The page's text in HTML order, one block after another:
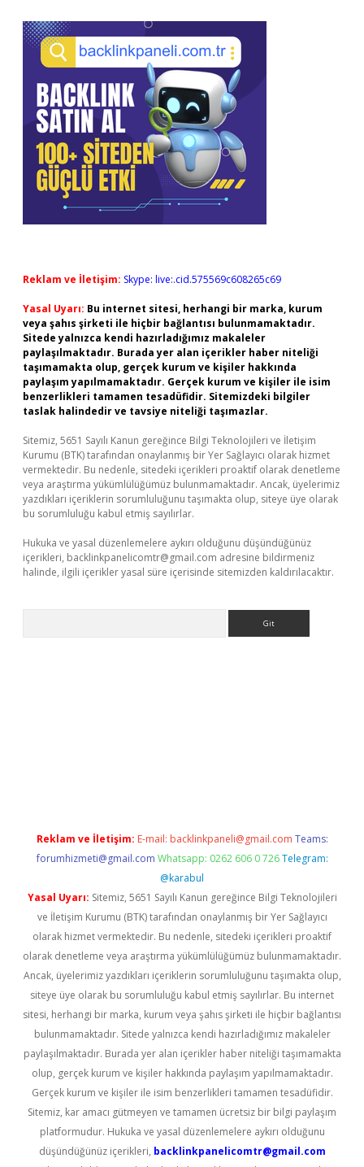
Reklam ve İletişim: Skype: live:.cid.575569c608265c69
Yasal Uyarı: Bu internet sitesi, herhangi bir marka, kurum
veya şahıs şirketi ile hiçbir bağlantısı bulunmamaktadır.
Sitede yalnızca kendi hazırladığımız makaleler
paylaşılmaktadır. Burada yer alan içerikler haber niteliği
taşımamakta olup, gerçek kurum ve kişiler hakkında
paylaşım yapılmamaktadır. Gerçek kurum ve kişiler ile isim
benzerlikleri tamamen tesadüfidir. Sitemizdeki bilgiler
taslak halindedir ve tavsiye niteliği taşımazlar.
Sitemiz, 5651 Sayılı Kanun gereğince Bilgi Teknolojileri ve İletişim
Kurumu (BTK) tarafından onaylanmış bir Yer Sağlayıcı olarak hizmet
vermektedir. Bu nedenle, sitedeki içerikleri proaktif olarak denetleme
veya araştırma yükümlülüğümüz bulunmamaktadır. Ancak, üyelerimiz
yazdıkları içeriklerin sorumluluğunu taşımakta olup, siteye üye olarak
bu sorumluluğu kabul etmiş sayılırlar.
Hukuka ve yasal düzenlemelere aykırı olduğunu düşündüğünüz
içerikleri, backlinkpanelicomtr@gmail.com adresine bildirmeniz
halinde, ilgili içerikler yasal süre içerisinde sitemizden kaldırılacaktır.
Reklam ve İletişim: E-mail: backlinkpaneli@gmail.com Teams:
forumhizmeti@gmail.com Whatsapp: 0262 606 0 726 Telegram:
@karabul
Yasal Uyarı: Sitemiz, 5651 Sayılı Kanun gereğince Bilgi Teknolojileri
ve İletişim Kurumu (BTK) tarafından onaylanmış bir Yer Sağlayıcı
olarak hizmet vermektedir. Bu nedenle, sitedeki içerikleri proaktif
olarak denetleme veya araştırma yükümlülüğümüz bulunmamaktadır.
Ancak, üyelerimiz yazdıkları içeriklerin sorumluluğunu taşımakta olup,
siteye üye olarak bu sorumluluğu kabul etmiş sayılırlar. Bu internet
sitesi, herhangi bir marka, kurum veya şahıs şirketi ile hiçbir bağlantısı
bulunmamaktadır. Sitede yalnızca kendi hazırladığımız makaleler
paylaşılmaktadır. Burada yer alan içerikler haber niteliği taşımamakta
olup, gerçek kurum ve kişiler hakkında paylaşım yapılmamaktadır.
Gerçek kurum ve kişiler ile isim benzerlikleri tamamen tesadüfidir.
Sitemiz, kar amacı gütmeyen ve tamamen ücretsiz bir bilgi paylaşım
platformudur. Hukuka ve yasal düzenlemelere aykırı olduğunu
düşündüğünüz içerikleri, backlinkpanelicomtr@gmail.com